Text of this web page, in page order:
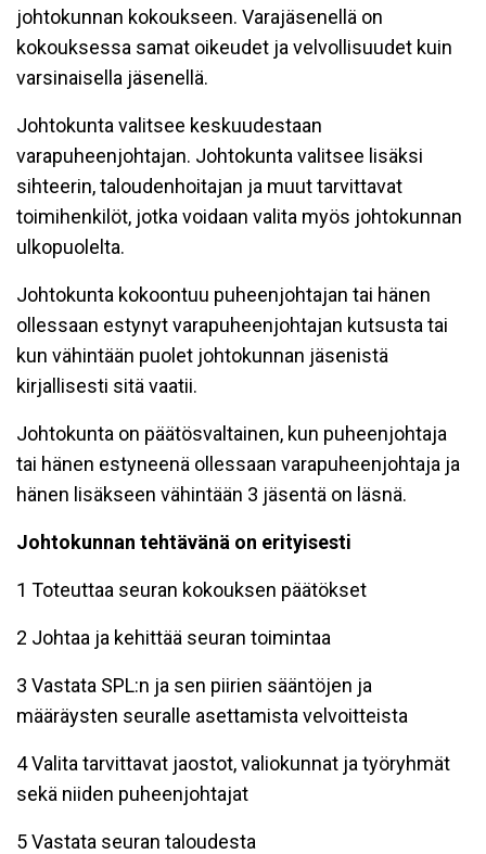
johtokunnan kokoukseen. Varajäsenellä on
kokouksessa samat oikeudet ja velvollisuudet kuin
varsinaisella jäsenellä.
Johtokunta valitsee keskuudestaan
varapuheenjohtajan. Johtokunta valitsee lisäksi
sihteerin, taloudenhoitajan ja muut tarvittavat
toimihenkilöt, jotka voidaan valita myös johtokunnan
ulkopuolelta.
Johtokunta kokoontuu puheenjohtajan tai hänen
ollessaan estynyt varapuheenjohtajan kutsusta tai
kun vähintään puolet johtokunnan jäsenistä
kirjallisesti sitä vaatii.
Johtokunta on päätösvaltainen, kun puheenjohtaja
tai hänen estyneenä ollessaan varapuheenjohtaja ja
hänen lisäkseen vähintään 3 jäsentä on läsnä.
Johtokunnan tehtävänä on erityisesti
1 Toteuttaa seuran kokouksen päätökset
2 Johtaa ja kehittää seuran toimintaa
3 Vastata SPL:n ja sen piirien sääntöjen ja
määräysten seuralle asettamista velvoitteista
4 Valita tarvittavat jaostot, valiokunnat ja työryhmät
sekä niiden puheenjohtajat
5 Vastata seuran taloudesta